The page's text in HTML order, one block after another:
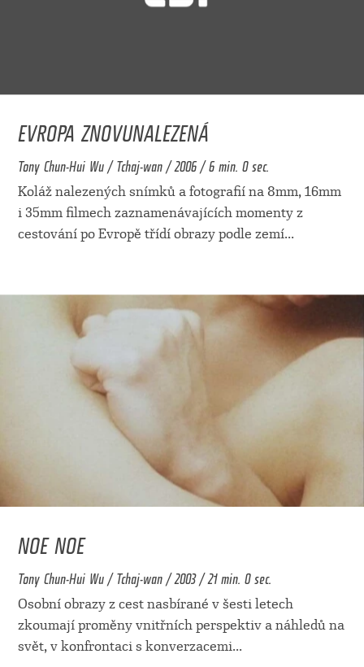
EVROPA ZNOVUNALEZENÁ
Tony Chun-Hui Wu / Tchaj-wan / 2006 / 6 min. 0 sec.
Koláž nalezených snímků a fotografií na 8mm, 16mm
i 35mm filmech zaznamenávajících momenty z
cestování po Evropě třídí obrazy podle zemí...
NOE NOE
Tony Chun-Hui Wu / Tchaj-wan / 2003 / 21 min. 0 sec.
Osobní obrazy z cest nasbírané v šesti letech
zkoumají proměny vnitřních perspektiv a náhledů na
svět, v konfrontaci s konverzacemi...